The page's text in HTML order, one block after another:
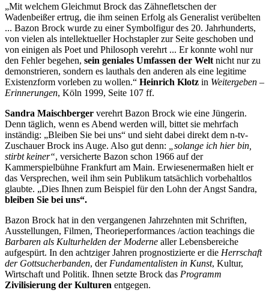
„Mit welchem Gleichmut Brock das Zähnefletschen der
Wadenbeißer ertrug, die ihm seinen Erfolg als Generalist verübelten
... Bazon Brock wurde zu einer Symbolfigur des 20. Jahrhunderts,
von vielen als intellektueller Hochstapler zur Seite geschoben und
von einigen als Poet und Philosoph verehrt ... Er konnte wohl nur
den Fehler begehen, sein geniales Umfassen der Welt nicht nur zu
demonstrieren, sondern es lauthals den anderen als eine legitime
Existenzform vorleben zu wollen.“ Heinrich Klotz in Weitergeben –
Erinnerungen, Köln 1999, Seite 107 ff.
Sandra Maischberger verehrt Bazon Brock wie eine Jüngerin.
Denn täglich, wenn es Abend werden will, bittet sie mehrfach
inständig: „Bleiben Sie bei uns“ und sieht dabei direkt dem n-tv-
Zuschauer Brock ins Auge. Also gut denn:
„solange ich hier bin,
stirbt keiner“, versicherte Bazon schon 1966 auf der
Kammerspielbühne Frankfurt am Main. Erwiesenermaßen hielt er
das Versprechen, weil ihm sein Publikum tatsächlich vorbehaltlos
glaubte. „Dies Ihnen zum Beispiel für den Lohn der Angst Sandra,
bleiben Sie bei uns“.
Bazon Brock hat in den vergangenen Jahrzehnten mit Schriften,
Ausstellungen, Filmen, Theorieperformances /action teachings die
Barbaren als Kulturhelden der Moderne aller Lebensbereiche
aufgespürt. In den achtziger Jahren prognostizierte er die Herrschaft
der Gottsucherbanden, der Fundamentalisten in Kunst, Kultur,
Wirtschaft und Politik. Ihnen setzte Brock das Programm
Zivilisierung der Kulturen entgegen.